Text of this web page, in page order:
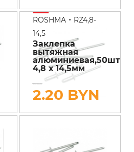
ROSHMA • RZ4,8-
14,5
Заклепка
вытяжная
алюминиевая,50шт
4,8 х 14,5мм
2.50 BYN
2.20 BYN